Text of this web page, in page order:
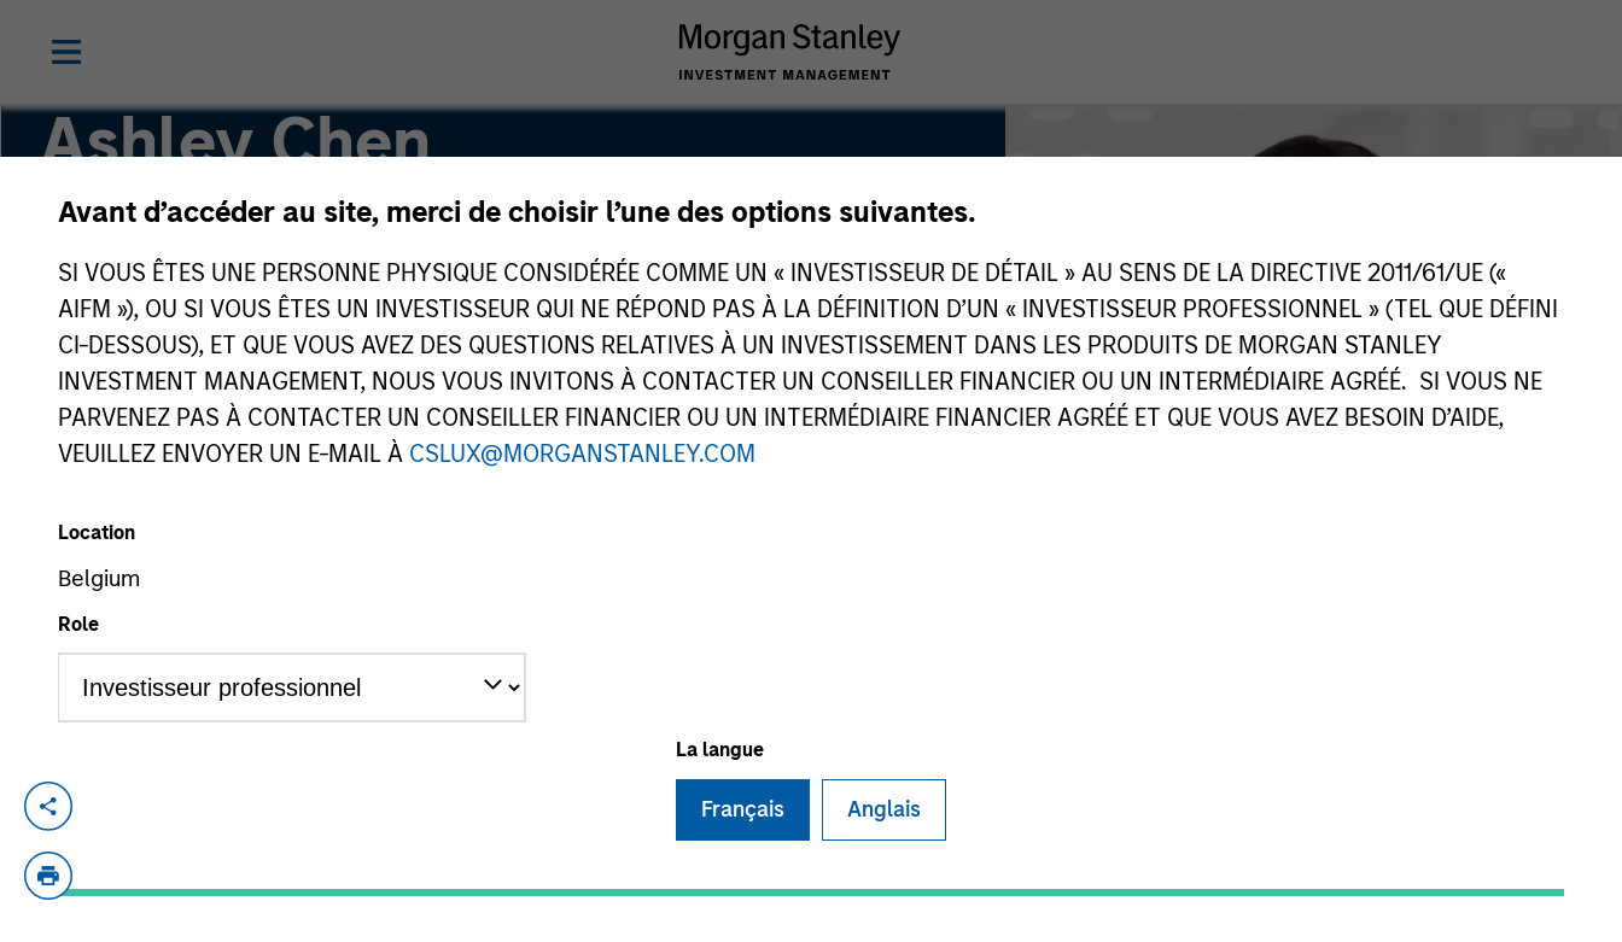
Avant d’accéder au site, merci de choisir l’une des options suivantes.
SI VOUS ÊTES UNE PERSONNE PHYSIQUE CONSIDÉRÉE COMME UN « INVESTISSEUR DE DÉTAIL » AU SENS DE LA DIRECTIVE 2011/61/UE («
AIFM »), OU SI VOUS ÊTES UN INVESTISSEUR QUI NE RÉPOND PAS À LA DÉFINITION D’UN « INVESTISSEUR PROFESSIONNEL » (TEL QUE DÉFINI
CI-DESSOUS), ET QUE VOUS AVEZ DES QUESTIONS RELATIVES À UN INVESTISSEMENT DANS LES PRODUITS DE MORGAN STANLEY
INVESTMENT MANAGEMENT, NOUS VOUS INVITONS À CONTACTER UN CONSEILLER FINANCIER OU UN INTERMÉDIAIRE AGRÉÉ. SI VOUS NE
PARVENEZ PAS À CONTACTER UN CONSEILLER FINANCIER OU UN INTERMÉDIAIRE FINANCIER AGRÉÉ ET QUE VOUS AVEZ BESOIN D’AIDE,
VEUILLEZ ENVOYER UN E-MAIL À CSLUX@MORGANSTANLEY.COM
Location
Belgium
Role
La langue
Français Anglais
Ashley Chen
Executive Director
YEARS OF INDUSTRY EXPERIENCE
10 Years
Ashley is Chief Operating Officer and a portfolio specialist on the Emerging Markets Equity team. She joined Morgan Stanley in
2016 and has 8 years of investment experience. Previously, she was a summer analyst with the Merchant Banking & Real Estate